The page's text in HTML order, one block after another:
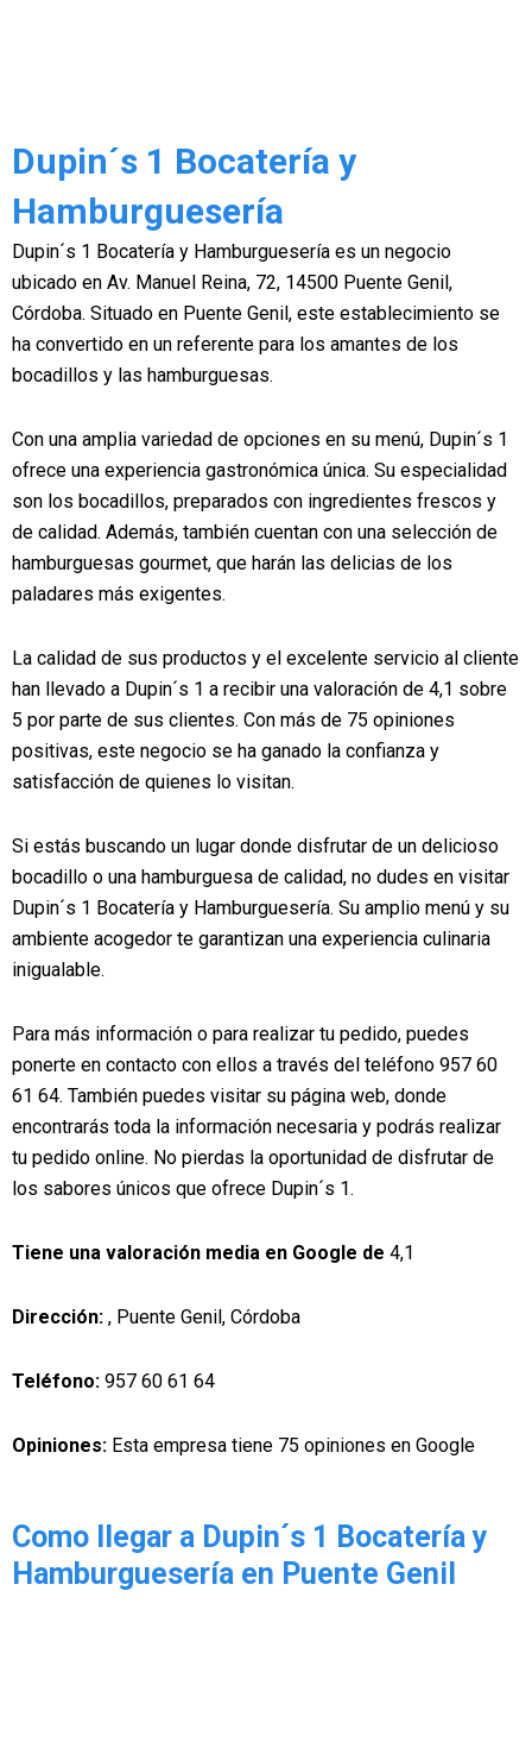
Dupin´s 1 Bocatería y
Hamburguesería
Dupin´s 1 Bocatería y Hamburguesería es un negocio
ubicado en Av. Manuel Reina, 72, 14500 Puente Genil,
Córdoba. Situado en Puente Genil, este establecimiento se
ha convertido en un referente para los amantes de los
bocadillos y las hamburguesas.
Con una amplia variedad de opciones en su menú, Dupin´s 1
ofrece una experiencia gastronómica única. Su especialidad
son los bocadillos, preparados con ingredientes frescos y
de calidad. Además, también cuentan con una selección de
hamburguesas gourmet, que harán las delicias de los
paladares más exigentes.
La calidad de sus productos y el excelente servicio al cliente
han llevado a Dupin´s 1 a recibir una valoración de 4,1 sobre
5 por parte de sus clientes. Con más de 75 opiniones
positivas, este negocio se ha ganado la confianza y
satisfacción de quienes lo visitan.
Si estás buscando un lugar donde disfrutar de un delicioso
bocadillo o una hamburguesa de calidad, no dudes en visitar
Dupin´s 1 Bocatería y Hamburguesería. Su amplio menú y su
ambiente acogedor te garantizan una experiencia culinaria
inigualable.
Para más información o para realizar tu pedido, puedes
ponerte en contacto con ellos a través del teléfono 957 60
61 64. También puedes visitar su página web, donde
encontrarás toda la información necesaria y podrás realizar
tu pedido online. No pierdas la oportunidad de disfrutar de
los sabores únicos que ofrece Dupin´s 1.
Tiene una valoración media en Google de 4,1
Dirección: , Puente Genil, Córdoba
Teléfono: 957 60 61 64
Opiniones: Esta empresa tiene 75 opiniones en Google
Como llegar a Dupin´s 1 Bocatería y
Hamburguesería en Puente Genil